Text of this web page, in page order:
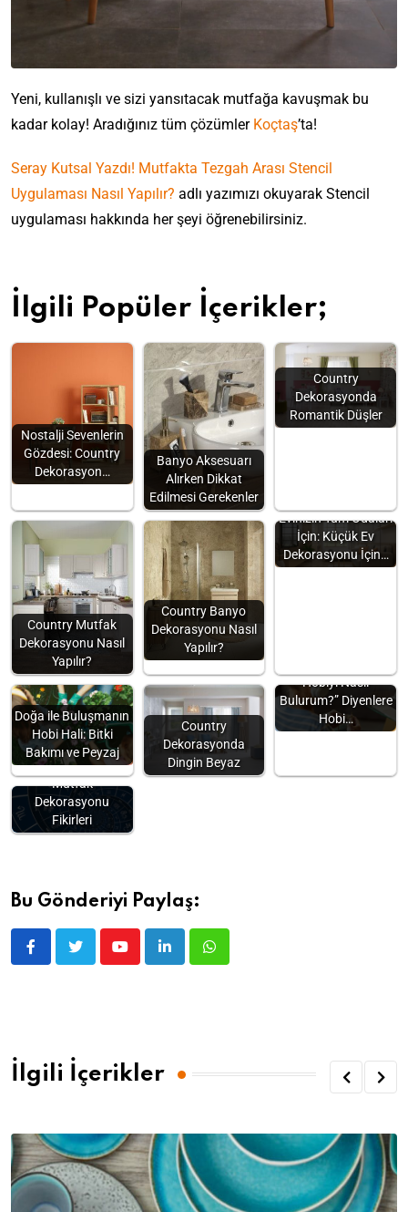
Yeni, kullanışlı ve sizi yansıtacak mutfağa kavuşmak bu
kadar kolay! Aradığınız tüm çözümler Koçtaş’ta!
Seray Kutsal Yazdı! Mutfakta Tezgah Arası Stencil
Uygulaması Nasıl Yapılır? adlı yazımızı okuyarak Stencil
uygulaması hakkında her şeyi öğrenebilirsiniz.
İlgili Popüler İçerikler;
Nostalji Sevenlerin
Gözdesi: Country
Dekorasyon…
Banyo Aksesuarı
Alırken Dikkat
Edilmesi Gerekenler
Country
Dekorasyonda
Romantik Düşler
Country Mutfak
Dekorasyonu Nasıl
Yapılır?
Country Banyo
Dekorasyonu Nasıl
Yapılır?
Evinizin Tüm Odaları
İçin: Küçük Ev
Dekorasyonu İçin…
Doğa ile Buluşmanın
Hobi Hali: Bitki
Bakımı ve Peyzaj
Country
Dekorasyonda
Dingin Beyaz
Hobiyi Nasıl
Bulurum?” Diyenlere
Hobi…
Burçlara Göre
Mutfak
Dekorasyonu
Fikirleri
Bu Gönderiyi Paylaş:
İlgili İçerikler